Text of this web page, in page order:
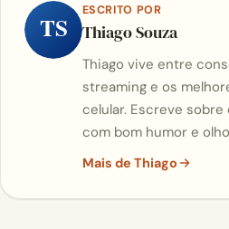
TS
ESCRITO POR
Thiago Souza
Thiago vive entre
streaming e os
celular. Escreve
com bom humor e
Mais de Thiago